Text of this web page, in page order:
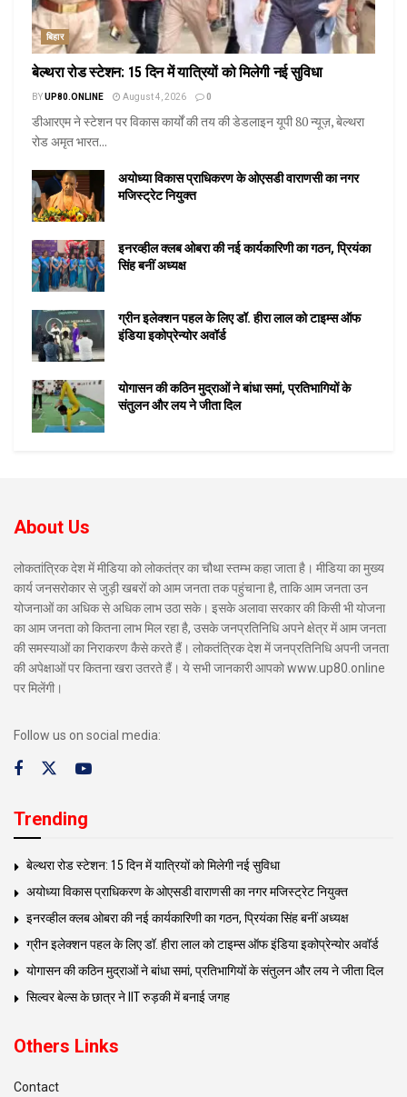
बिहार
बेल्थरा रोड स्टेशन: 15 दिन में यात्रियों को मिलेगी नई सुविधा
BYUP80.ONLINE August 4, 2026 0
डीआरएम ने स्टेशन पर विकास कार्यों की तय की डेडलाइन यूपी 80 न्यूज़, बेल्थरा
रोड अमृत भारत...
अयोध्या विकास प्राधिकरण के ओएसडी वाराणसी का नगर
मजिस्ट्रेट नियुक्त
इनरव्हील क्लब ओबरा की नई कार्यकारिणी का गठन, प्रियंका
सिंह बनीं अध्यक्ष
ग्रीन इलेक्शन पहल के लिए डॉ. हीरा लाल को टाइम्स ऑफ
इंडिया इकोप्रेन्योर अवॉर्ड
योगासन की कठिन मुद्राओं ने बांधा समां, प्रतिभागियों के
संतुलन और लय ने जीता दिल
About Us
लोकतांत्रिक देश में मीडिया को लोकतंत्र का चौथा स्तम्भ कहा जाता है। मीडिया का मुख्य
कार्य जनसरोकार से जुड़ी खबरों को आम जनता तक पहुंचाना है, ताकि आम जनता उन
योजनाओं का अधिक से अधिक लाभ उठा सके। इसके अलावा सरकार की किसी भी योजना
का आम जनता को कितना लाभ मिल रहा है, उसके जनप्रतिनिधि अपने क्षेत्र में आम जनता
की समस्याओं का निराकरण कैसे करते हैं। लोकतंत्रिक देश में जनप्रतिनिधि अपनी जनता
की अपेक्षाओं पर कितना खरा उतरते हैं। ये सभी जानकारी आपको www.up80.online
पर मिलेंगी।
Follow us on social media:
Trending
बेल्थरा रोड स्टेशन: 15 दिन में यात्रियों को मिलेगी नई सुविधा
अयोध्या विकास प्राधिकरण के ओएसडी वाराणसी का नगर मजिस्ट्रेट नियुक्त
इनरव्हील क्लब ओबरा की नई कार्यकारिणी का गठन, प्रियंका सिंह बनीं अध्यक्ष
ग्रीन इलेक्शन पहल के लिए डॉ. हीरा लाल को टाइम्स ऑफ इंडिया इकोप्रेन्योर अवॉर्ड
योगासन की कठिन मुद्राओं ने बांधा समां, प्रतिभागियों के संतुलन और लय ने जीता दिल
सिल्वर बेल्स के छात्र ने IIT रुड़की में बनाई जगह
Others Links
Contact